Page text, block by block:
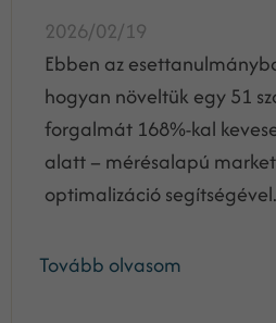
2026/02/19
Ebben az
hogyan növeltük egy 51
forgalmát 168%-kal
alatt – mérésalapú
optimalizáció segítségével.
Tovább olvasom